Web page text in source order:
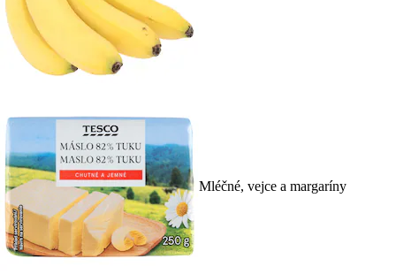
Mléčné, vejce a margaríny